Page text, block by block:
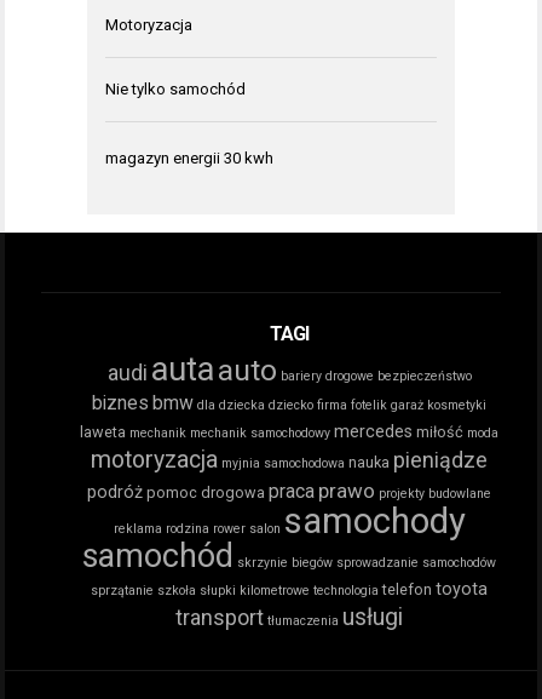
Motoryzacja
Nie tylko samochód
magazyn energii 30 kwh
TAGI
audi autaauto bariery drogowe bezpieczeństwo
biznes bmw dla dziecka dziecko firma fotelik garaż kosmetyki
laweta mechanik mechanik samochodowy mercedes miłość moda
motoryzacja myjnia samochodowa nauka pieniądze
podróż pomoc drogowa praca prawo projekty budowlane
reklama rodzina rower salon samochody
samochód skrzynie biegów sprowadzanie samochodów
sprzątanie szkoła słupki kilometrowe technologia telefon toyota
transport tłumaczenia usługi